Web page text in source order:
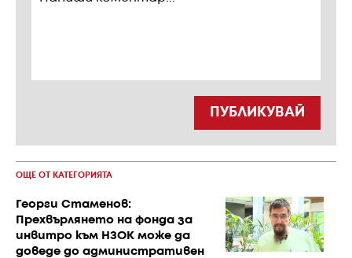
ПУБЛИКУВАЙ
ОЩЕ ОТ КАТЕГОРИЯТА
Георги Стаменов:
Прехвърлянето на фонда за
инвитро към НЗОК може да
доведе до административен